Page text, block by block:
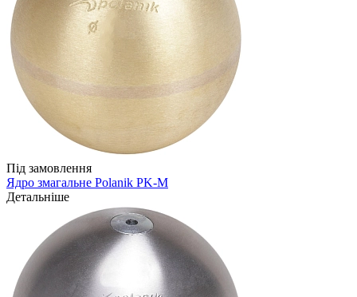
Під замовлення
Ядро змагальне Polanik PK-M
Детальніше